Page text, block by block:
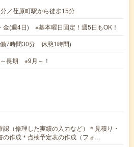
／荏原町駅から徒歩15分
金(週4日) ※基本曜日固定！週5日もOK！
7時間30分 休憩1時間)
長期 ※9月～！
認（修理した実績の入力など）＊見積り・
の作成＊点検予定表の作成（フォ…